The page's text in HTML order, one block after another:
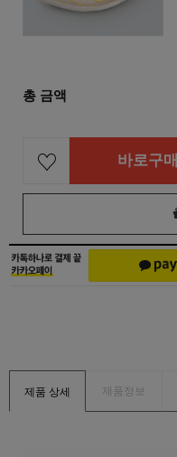
총 금액
바로구매
제품 상세 제품정보